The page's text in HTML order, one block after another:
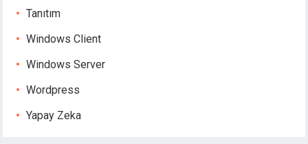
Tanıtım
Windows Client
Windows Server
Wordpress
Yapay Zeka